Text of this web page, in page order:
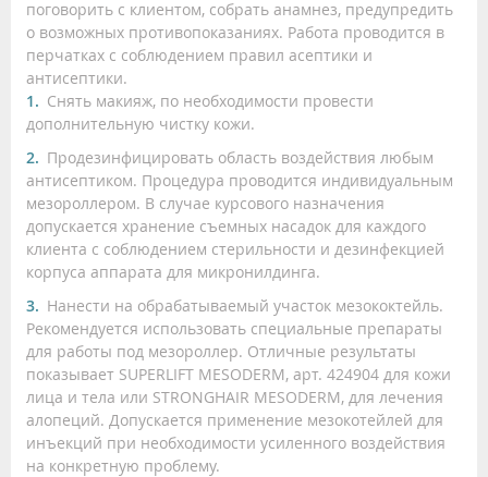
поговорить с клиентом, собрать анамнез, предупредить
о возможных противопоказаниях. Работа проводится в
перчатках с соблюдением правил асептики и
антисептики.
Снять макияж, по необходимости провести
дополнительную чистку кожи.
Продезинфицировать область воздействия любым
антисептиком. Процедура проводится индивидуальным
мезороллером. В случае курсового назначения
допускается хранение съемных насадок для каждого
клиента с соблюдением стерильности и дезинфекцией
корпуса аппарата для микронилдинга.
Нанести на обрабатываемый участок мезококтейль.
Рекомендуется использовать специальные препараты
для работы под мезороллер. Отличные результаты
показывает SUPERLIFT MESODERM, арт. 424904 для кожи
лица и тела или STRONGHAIR MESODERM, для лечения
алопеций. Допускается применение мезокотейлей для
инъекций при необходимости усиленного воздействия
на конкретную проблему.